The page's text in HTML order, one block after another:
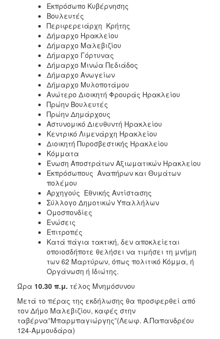
Εκπρόσωπο Κυβέρνησης
Βουλευτές
Περιφερειάρχη Κρήτης
Δήμαρχο Ηρακλείου
Δήμαρχο Μαλεβιζίου
Δήμαρχο Γόρτυνας
Δήμαρχο Μινώα Πεδιάδος
Δήμαρχο Ανωγείων
Δήμαρχο Μυλοποτάμου
Ανώτερο Διοικητή Φρουράς Ηρακλείου
Πρώην Βουλευτές
Πρώην Δημάρχους
Αστυνομικό Διευθυντή Ηρακλείου
Κεντρικό Λιμενάρχη Ηρακλείου
Διοικητή Πυροσβεστικής Ηρακλείου
Κόμματα
Ένωση Αποστράτων Αξιωματικών Ηρακλείου
Εκπρόσωπους Αναπήρων και Θυμάτων
πολέμου
Αρχηγούς Εθνικής Αντίστασης
Σύλλογο Δημοτικών Υπαλλήλων
Ομοσπονδίες
Ενώσεις
Επιτροπές
Κατά πάγια τακτική, δεν αποκλείεται
οποιοσδήποτε θελήσει να τιμήσει τη μνήμη
των 62 Μαρτύρων, όπως πολιτικό Κόμμα, ή
Οργάνωση ή Ιδιώτης.
Ώρα 10.30 π.μ. τέλος Μνημόσυνου
Μετά το πέρας της εκδήλωσης θα προσφερθεί από
τον Δήμο Μαλεβιζίου, καφές στην
ταβέρνα”Μπαρμπαγιώργης”(Λεωφ. Α.Παπανδρέου
124-Αμμουδάρα)